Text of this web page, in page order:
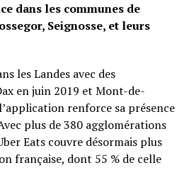
dans les communes de
Seignosse, et leurs
les Landes avec des
en juin 2019 et Mont-de-
renforce sa présence
plus de 380 agglomérations
Eats couvre désormais plus
française, dont 55 % de celle